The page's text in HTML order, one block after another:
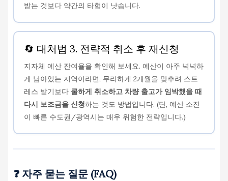
받는 것보다 약간의 타협이 낫습니다.
🔄 대처법 3. 전략적 취소 후 재신청
지자체 예산 잔여율을 확인해 보세요. 예산이 아주 넉넉하
게 남아있는 지역이라면, 무리하게 2개월을 맞추려 스트
레스 받기보다 쿨하게 취소하고 차량 출고가 임박했을 때
다시 보조금을 신청하는 것도 방법입니다. (단, 예산 소진
이 빠른 수도권/광역시는 매우 위험한 전략입니다.)
❓ 자주 묻는 질문 (FAQ)